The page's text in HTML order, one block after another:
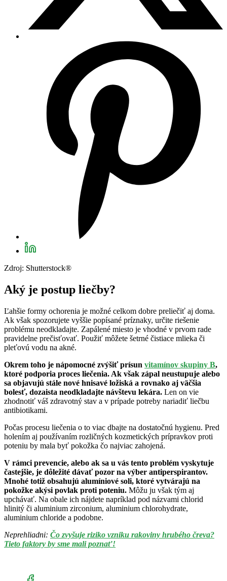
Zdroj: Shutterstock®
Aký je postup liečby?
Ľahšie formy ochorenia je možné celkom dobre preliečiť aj doma.
Ak však spozorujete vyššie popísané príznaky, určite riešenie
problému neodkladajte. Zapálené miesto je vhodné v prvom rade
pravidelne prečisťovať. Použiť môžete šetrné čistiace mlieka či
pleťovú vodu na akné.
Okrem toho je nápomocné zvýšiť prísun vitamínov skupiny B,
ktoré podporia proces liečenia. Ak však zápal neustupuje alebo
sa objavujú stále nové hnisavé ložiská a rovnako aj väčšia
bolesť, dozaista neodkladajte návštevu lekára. Len on vie
zhodnotiť váš zdravotný stav a v prípade potreby nariadiť liečbu
antibiotikami.
Počas procesu liečenia o to viac dbajte na dostatočnú hygienu. Pred
holením aj používaním rozličných kozmetických prípravkov proti
poteniu by mala byť pokožka čo najviac zahojená.
V rámci prevencie, alebo ak sa u vás tento problém vyskytuje
častejšie, je dôležité dávať pozor na výber antiperspirantov.
Mnohé totiž obsahujú alumíniové soli, ktoré vytvárajú na
pokožke akýsi povlak proti poteniu. Môžu ju však tým aj
upchávať. Na obale ich nájdete napríklad pod názvami chlorid
hlinitý či aluminium zirconium, aluminium chlorohydrate,
aluminium chloride a podobne.
Neprehliadni: Čo zvyšuje riziko vzniku rakoviny hrubého čreva?
Tieto faktory by sme mali poznať!